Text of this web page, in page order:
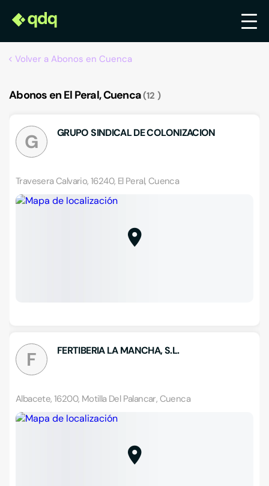
Volver a Abonos en Cuenca
Abonos en El Peral, Cuenca 12
G GRUPO SINDICAL DE COLONIZACION
Travesera Calvario, 16240, El Peral, Cuenca
F FERTIBERIA LA MANCHA, S.L.
Albacete, 16200, Motilla Del Palancar, Cuenca